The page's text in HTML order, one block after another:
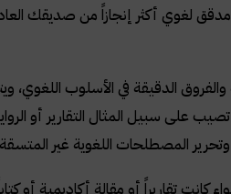
لغوي أكثر إنجازاً من صديقك
والفروق الدقيقة في الأسلوب
على سبيل المثال التقارير أو
المصطلحات اللغوية غير المتسقة
تقاريراً أو مقالة أكاديمية أو